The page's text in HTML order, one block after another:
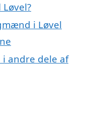
i Løvel
andre dele af